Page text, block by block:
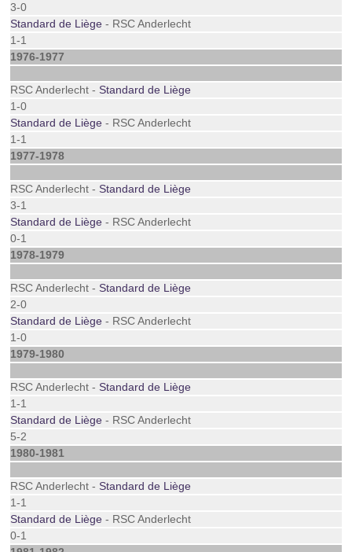
3-0
Standard de Liège - RSC Anderlecht
1-1
1976-1977
RSC Anderlecht -Standard de Liège
1-0
Standard de Liège - RSC Anderlecht
1-1
1977-1978
RSC Anderlecht -Standard de Liège
3-1
Standard de Liège - RSC Anderlecht
0-1
1978-1979
RSC Anderlecht -Standard de Liège
2-0
Standard de Liège - RSC Anderlecht
1-0
1979-1980
RSC Anderlecht -Standard de Liège
1-1
Standard de Liège - RSC Anderlecht
5-2
1980-1981
RSC Anderlecht -Standard de Liège
1-1
Standard de Liège - RSC Anderlecht
0-1